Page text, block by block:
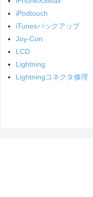
iPodtouch
iTunesバックアップ
Joy-Con
LCD
Lightning
Lightningコネクタ修理